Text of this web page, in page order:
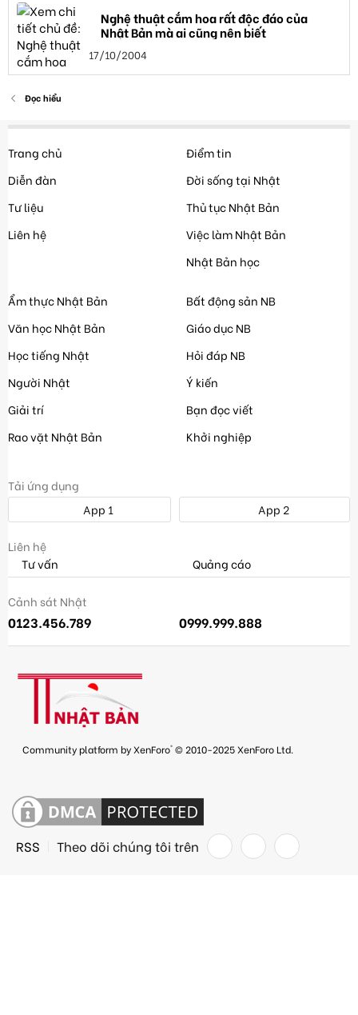
Nghệ thuật cắm hoa rất độc đáo của
Nhật Bản mà ai cũng nên biết
17/10/2004
Đọc hiểu
Trang chủ
Diễn đàn
Tư liệu
Liên hệ
Điểm tin
Đời sống tại Nhật
Thủ tục Nhật Bản
Việc làm Nhật Bản
Nhật Bản học
Ẩm thực Nhật Bản
Văn học Nhật Bản
Học tiếng Nhật
Người Nhật
Giải trí
Rao vặt Nhật Bản
Bất động sản NB
Giáo dục NB
Hỏi đáp NB
Ý kiến
Bạn đọc viết
Khởi nghiệp
Tải ứng dụng
App 1
App 2
Liên hệ
Tư vấn
Quảng cáo
Cảnh sát Nhật
0123.456.789 0999.999.888
Community platform by XenForo® © 2010-2025 XenForo Ltd.
RSS Theo dõi chúng tôi trên